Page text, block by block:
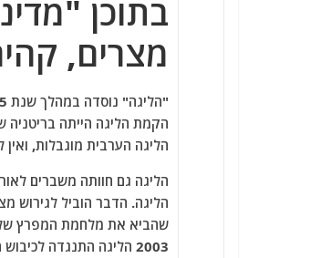
בתוכן
מצרים,
הקמת הליגה הייתה
הליגה הערבית מוגבלות,
הליגה גם חוותה משברים